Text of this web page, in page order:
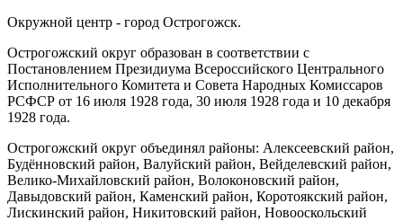
Окружной центр - город Острогожск.
Острогожский округ образован в соответствии с
Постановлением Президиума Всероссийского Центрального
Исполнительного Комитета и Совета Народных Комиссаров
РСФСР от 16 июля 1928 года, 30 июля 1928 года и 10 декабря
1928 года.
Острогожский округ объединял районы: Алексеевский район,
Будённовский район, Валуйский район, Вейделевский район,
Велико-Михайловский район, Волоконовский район,
Давыдовский район, Каменский район, Коротоякский район,
Лискинский район, Никитовский район, Новооскольский